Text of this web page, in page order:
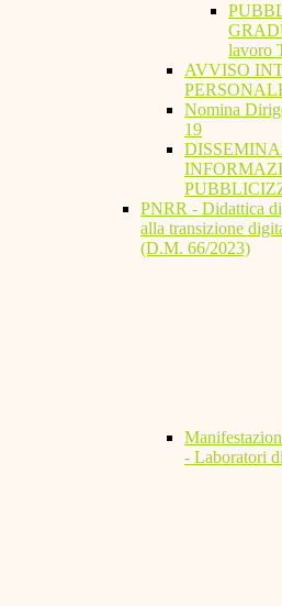
lavoro
AVVISO
Nomina
19
PNRR - Didattica
alla transizione
(D.M. 66/2023)
- Laboratori